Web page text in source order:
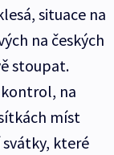
situace na
na českých
stoupat.
na
míst
které